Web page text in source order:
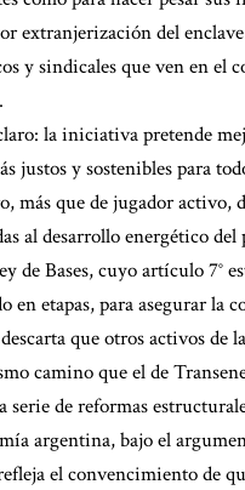
extranjerización del
y sindicales que ven en
la iniciativa pretende
justos y sostenibles para
más que de jugador activo,
al desarrollo energético del
de Bases, cuyo artículo 7°
en etapas, para asegurar
que otros activos de
camino que el de
serie de reformas
argentina, bajo el
el convencimiento de